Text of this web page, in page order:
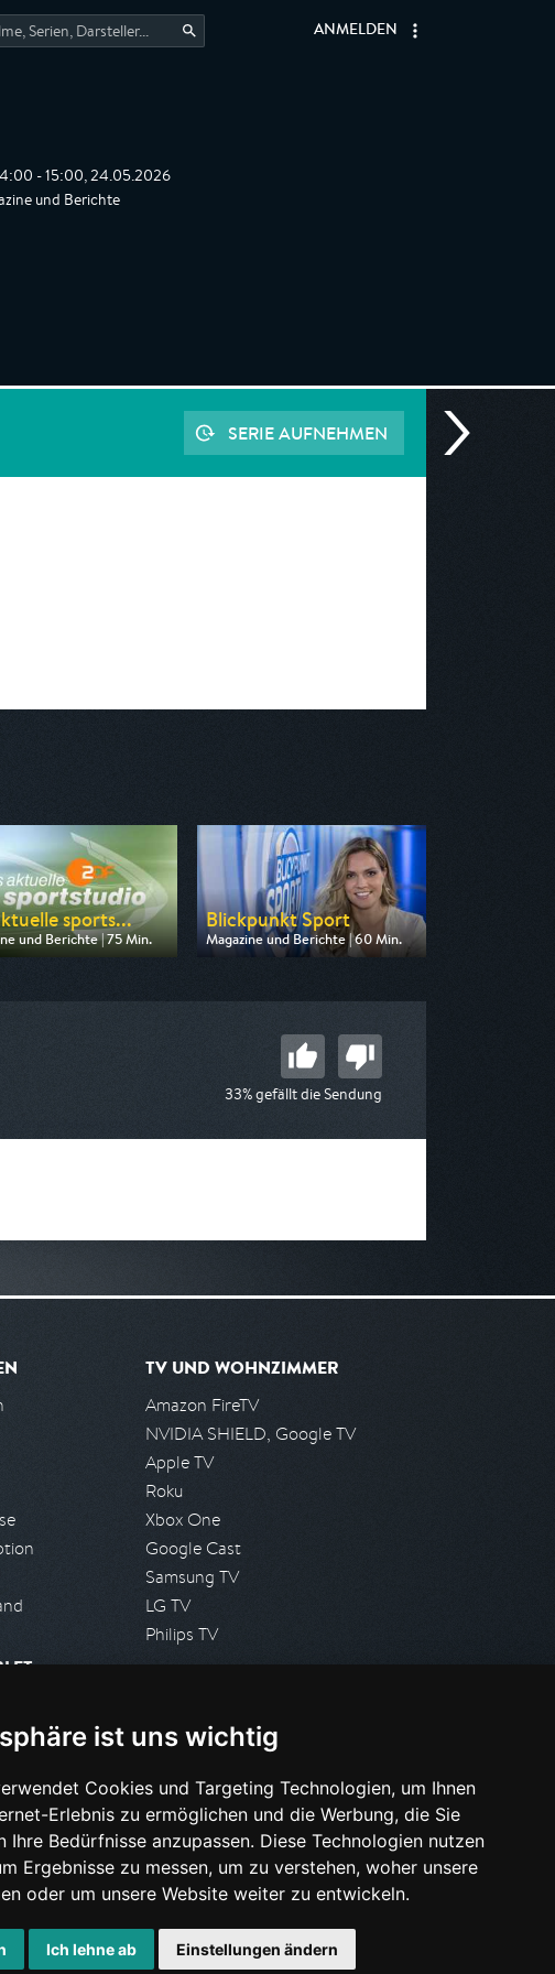
ist uns wichtig
Cookies und Targeting Technologien, um Ihnen
Erlebnis zu ermöglichen und die Werbung, die Sie
Ihre Bedürfnisse anzupassen. Diese Technologien nutzen
Ergebnisse zu messen, um zu verstehen, woher unsere
oder um unsere Website weiter zu entwickeln.
Ich lehne ab Einstellungen ändern
ANMELDEN
- 15:00, 24.05.2026
und Berichte
SERIE AUFNEHMEN
sports...
und Berichte | 75 Min.
von ZDF
Blickpunkt Sport
Magazine und Berichte | 60 Min.
Ausgestrahlt von BR
33% gefällt die Sendung
TV UND WOHNZIMMER
Amazon FireTV
NVIDIA SHIELD, Google TV
Apple TV
Roku
Xbox One
Google Cast
Samsung TV
LG TV
Philips TV
Presseanfrage stellen
HILFE & SUPPORT
Häufig gestellte Fragen
Anfrage stellen